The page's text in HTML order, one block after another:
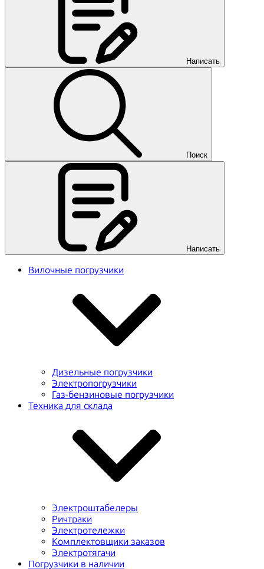
Написать
Поиск
Написать
Вилочные погрузчики
Дизельные погрузчики
Электропогрузчики
Газ-бензиновые погрузчики
Техника для склада
Электроштабелеры
Ричтраки
Электротележки
Комплектовщики заказов
Электротягачи
Погрузчики в наличии